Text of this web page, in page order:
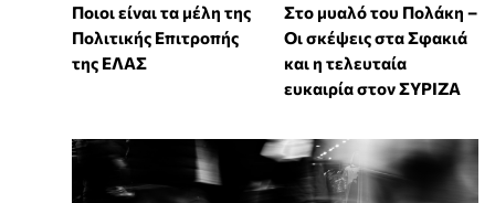
Ποιοι είναι τα μέλη της
Πολιτικής Επιτροπής
της ΕΛΑΣ
Στο μυαλό του Πολάκη –
Οι σκέψεις στα Σφακιά
και η τελευταία
ευκαιρία στον ΣΥΡΙΖΑ